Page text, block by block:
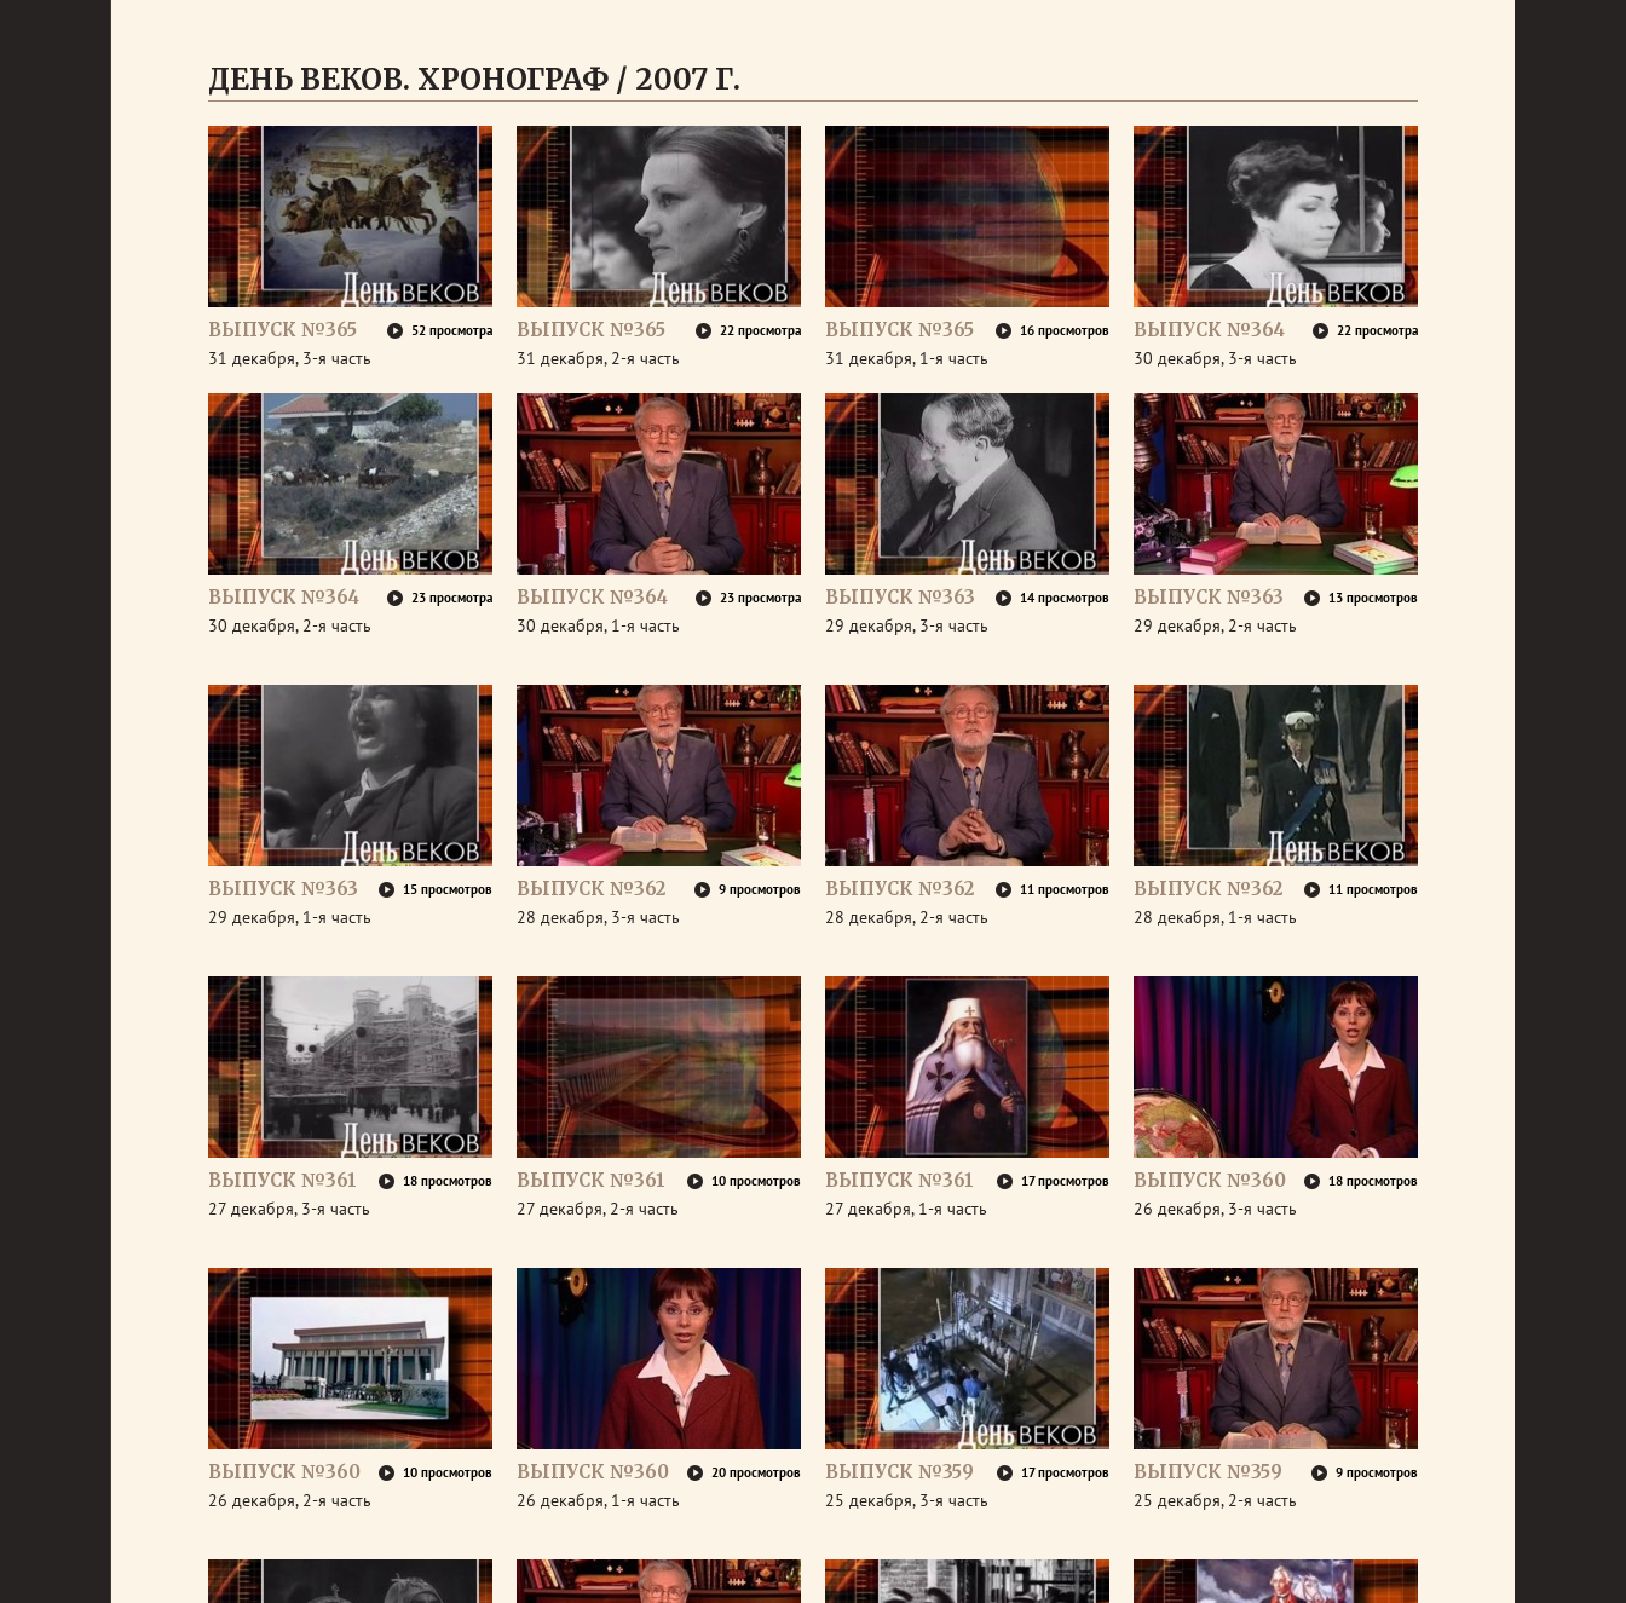
ДЕНЬ ВЕКОВ. ХРОНОГРАФ / 2007 Г.
ВЫПУСК №365 52 просмотра
31 декабря, 3-я часть
ВЫПУСК №365 22 просмотра
31 декабря, 2-я часть
ВЫПУСК №365 16 просмотров
31 декабря, 1-я часть
ВЫПУСК №364 22 просмотра
30 декабря, 3-я часть
ВЫПУСК №364 23 просмотра
30 декабря, 2-я часть
ВЫПУСК №364 23 просмотра
30 декабря, 1-я часть
ВЫПУСК №363 14 просмотров
29 декабря, 3-я часть
ВЫПУСК №363 13 просмотров
29 декабря, 2-я часть
ВЫПУСК №363 15 просмотров
29 декабря, 1-я часть
ВЫПУСК №362 9 просмотров
28 декабря, 3-я часть
ВЫПУСК №362 11 просмотров
28 декабря, 2-я часть
ВЫПУСК №362 11 просмотров
28 декабря, 1-я часть
ВЫПУСК №361 18 просмотров
27 декабря, 3-я часть
ВЫПУСК №361 10 просмотров
27 декабря, 2-я часть
ВЫПУСК №361 17 просмотров
27 декабря, 1-я часть
ВЫПУСК №360 18 просмотров
26 декабря, 3-я часть
ВЫПУСК №360 10 просмотров
26 декабря, 2-я часть
ВЫПУСК №360 20 просмотров
26 декабря, 1-я часть
ВЫПУСК №359 17 просмотров
25 декабря, 3-я часть
ВЫПУСК №359 9 просмотров
25 декабря, 2-я часть